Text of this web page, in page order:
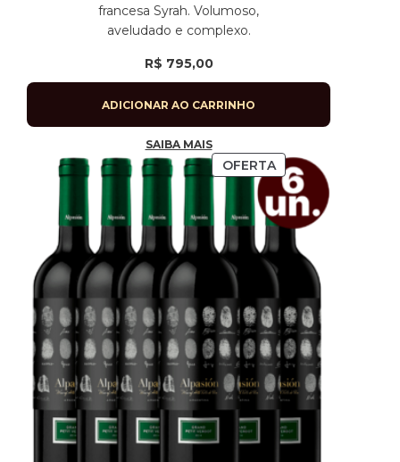
francesa Syrah. Volumoso,
aveludado e complexo.
R$ 795,00
ADICIONAR AO CARRINHO
SAIBA MAIS
OFERTA